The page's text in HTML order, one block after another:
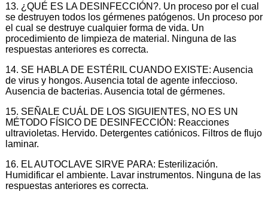
13. ¿QUÉ ES LA DESINFECCIÓN?. Un proceso por el cual
se destruyen todos los gérmenes patógenos. Un proceso por
el cual se destruye cualquier forma de vida. Un
procedimiento de limpieza de material. Ninguna de las
respuestas anteriores es correcta.
14. SE HABLA DE ESTÉRIL CUANDO EXISTE: Ausencia
de virus y hongos. Ausencia total de agente infeccioso.
Ausencia de bacterias. Ausencia total de gérmenes.
15. SEÑALE CUÁL DE LOS SIGUIENTES, NO ES UN
MÉTODO FÍSICO DE DESINFECCIÓN: Reacciones
ultravioletas. Hervido. Detergentes catiónicos. Filtros de flujo
laminar.
16. EL AUTOCLAVE SIRVE PARA: Esterilización.
Humidificar el ambiente. Lavar instrumentos. Ninguna de las
respuestas anteriores es correcta.